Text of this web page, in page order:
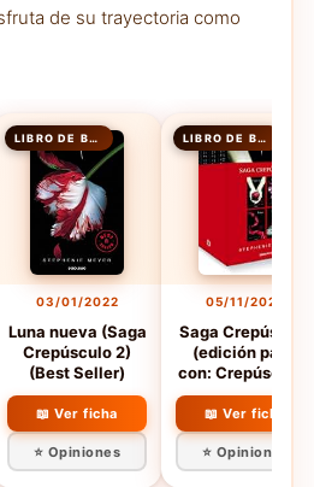
de su trayectoria como
LIBRO DE BOLSILLO
03/01/2022
Luna nueva (Saga
Crepúsculo 2)
(Best Seller)
📖 Ver ficha
⭐ Opiniones
LIBRO DE BOLSILLO
05/11/2020
Saga Crepúsculo
(edición pack
con: Crepúsculo |
Luna nueva |
Eclipse |
Amanecer):
26200 (Best
Seller)
📖 Ver ficha
⭐ Opiniones